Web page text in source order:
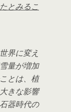
とみるこ
界に変え
量が増加
とは、植
きな影響
器時代の